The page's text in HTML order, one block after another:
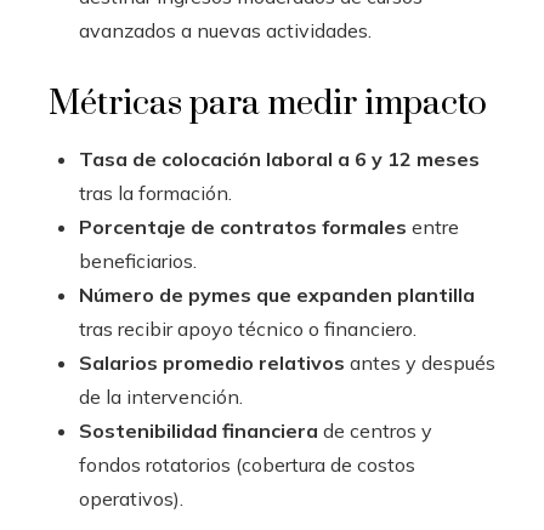
avanzados a nuevas actividades.
Métricas para medir impacto
Tasa de colocación laboral a 6 y 12 meses
tras la formación.
Porcentaje de contratos formales entre
beneficiarios.
Número de pymes que expanden plantilla
tras recibir apoyo técnico o financiero.
Salarios promedio relativos antes y después
de la intervención.
Sostenibilidad financiera de centros y
fondos rotatorios (cobertura de costos
operativos).